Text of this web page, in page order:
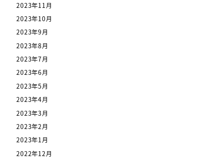
2023年11月
2023年10月
2023年9月
2023年8月
2023年7月
2023年6月
2023年5月
2023年4月
2023年3月
2023年2月
2023年1月
2022年12月